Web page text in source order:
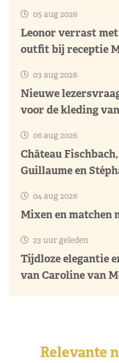
05 aug 2026
Leonor verrast
outfit bij receptie
03 aug 2026
Nieuwe
voor de kleding
06 aug 2026
Château
Guillaume en
04 aug 2026
Mixen en matchen
23 uur geleden
Tijdloze elegantie
van Caroline van
Relevante